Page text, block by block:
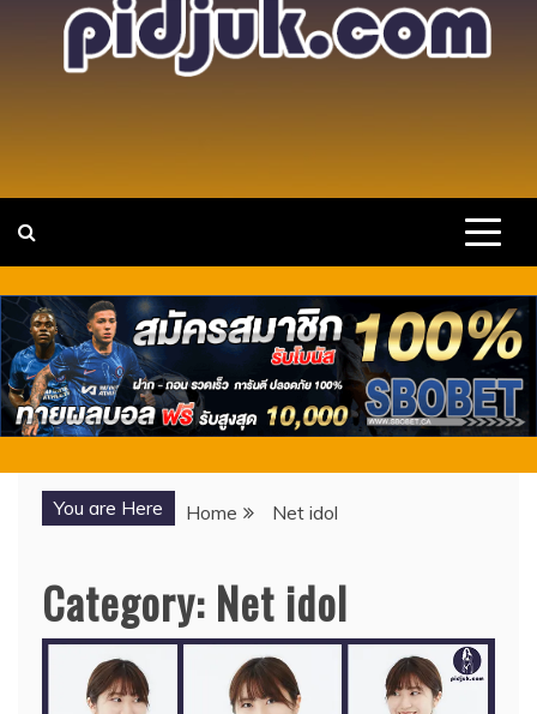
ดอล ดาว X TIKTOK ONLYFANS
ดาวTIKTOK พร้อมเปิดประการณ์ใหม่ๆ กับไอดอลสาวดาวดวง
You are Here Home Net idol
Category: Net idol